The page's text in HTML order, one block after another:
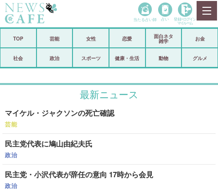
政治
スポーツ
恋愛
コメントポスト アリ／ナシ
当たる占い師 占い 登録• ログイン
マイルーム
TOP 芸能 女性 恋愛
面白ネタ
雑学
お金
社会 政治 スポーツ 健康・生活 動物 グルメ
最新ニュース
マイケル・ジャクソンの死亡確認
芸能
民主党代表に鳩山由紀夫氏
政治
民主党・小沢代表が辞任の意向 17時から会見
政治